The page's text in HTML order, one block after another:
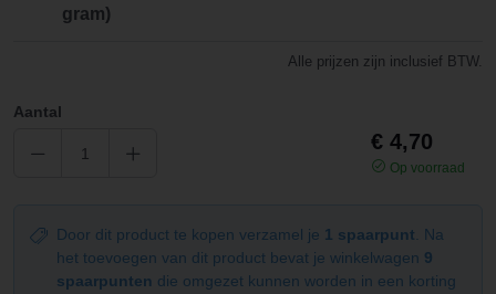
gram)
Alle prijzen zijn inclusief BTW.
Aantal
€ 4,70
Op voorraad
Door dit product te kopen verzamel je 1 spaarpunt . Na
het toevoegen van dit product bevat je winkelwagen 9
spaarpunten die omgezet kunnen worden in een korting